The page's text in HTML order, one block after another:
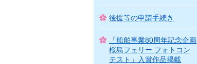
後援等の申請手続き
「船舶事業80周年記念企画
桜島フェリー フォトコン
テスト」入賞作品掲載